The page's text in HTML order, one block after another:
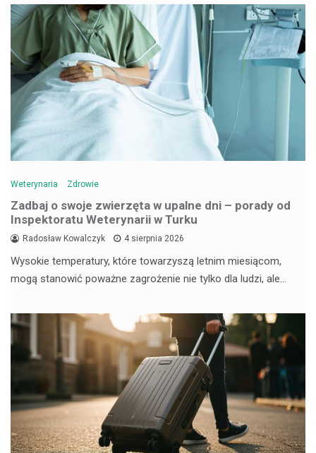
Weterynaria Zdrowie
Zadbaj o swoje zwierzęta w upalne dni – porady od
Inspektoratu Weterynarii w Turku
Radosław Kowalczyk 4 sierpnia 2026
Wysokie temperatury, które towarzyszą letnim miesiącom,
mogą stanowić poważne zagrożenie nie tylko dla ludzi, ale…